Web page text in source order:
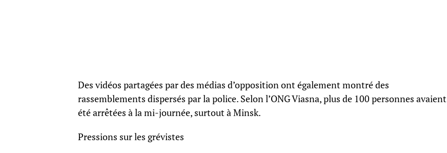
Des vidéos partagées par des médias d’opposition ont également montré des
rassemblements dispersés par la police. Selon l’ONG Viasna, plus de 100 personnes avaient
été arrêtées à la mi-journée, surtout à Minsk.
Pressions sur les grévistes